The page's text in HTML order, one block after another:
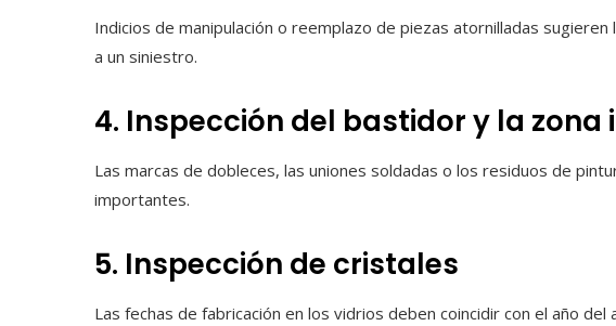
Indicios de manipulación o reemplazo de piezas atornilladas
a un siniestro.
4. Inspección del bastidor y la
Las marcas de dobleces, las uniones soldadas o los residuos de
importantes.
5. Inspección de cristales
Las fechas de fabricación en los vidrios deben coincidir con el año del